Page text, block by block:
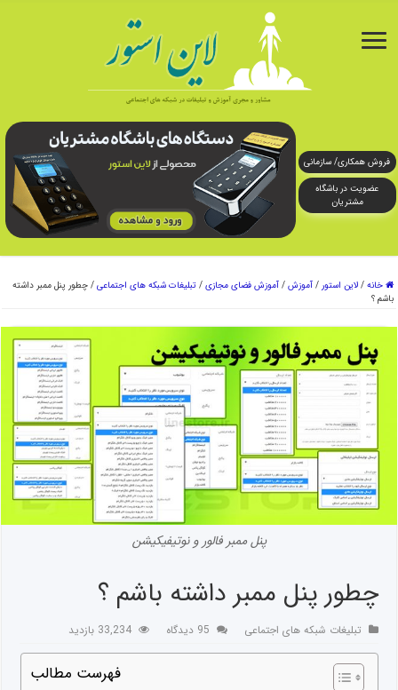
فروش همکاری/ سازمانی
عضویت در باشگاه
مشتریان
خانه / لاین استور / آموزش / آموزش فضای مجازی / تبلیغات شبکه های اجتماعی / چطور پنل ممبر داشته
باشم ؟
پنل ممبر فالور و نوتیفیکیشن
چطور پنل ممبر داشته باشم ؟
تبلیغات شبکه های اجتماعی 95 دیدگاه 33,234 بازدید
فهرست مطالب